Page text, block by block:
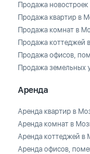
Продажа
Продажа квартир в
Продажа комнат в
Продажа коттеджей
Продажа офисов,
Продажа земельных
Аренда
Аренда квартир в
Аренда комнат в
Аренда коттеджей в
Аренда офисов,